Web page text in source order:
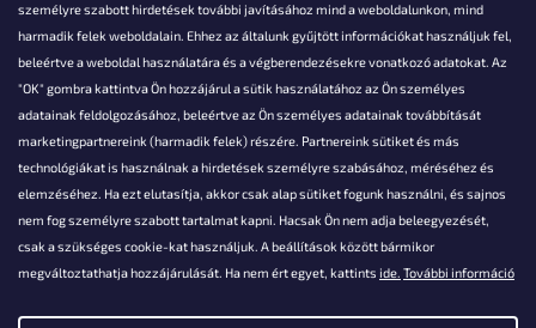
személyre szabott hirdetések további javításához mind a weboldalunkon, mind
harmadik felek weboldalain. Ehhez az általunk gyűjtött információkat használjuk fel,
beleértve a weboldal használatára és a végberendezésekre vonatkozó adatokat. Az
"OK" gombra kattintva Ön hozzájárul a sütik használatához az Ön személyes
adatainak feldolgozásához, beleértve az Ön személyes adatainak továbbítását
marketingpartnereink (harmadik felek) részére. Partnereink sütiket és más
technológiákat is használnak a hirdetések személyre szabásához, méréséhez és
elemzéséhez. Ha ezt elutasítja, akkor csak alap sütiket fogunk használni, és sajnos
nem fog személyre szabott tartalmat kapni. Hacsak Ön nem adja beleegyezését,
csak a szükséges cookie-kat használjuk. A beállítások között bármikor
megváltoztathatja hozzájárulását. Ha nem ért egyet, kattints ide. További információ
Akarsz kérdezni valamit?
info@falanzo.hu